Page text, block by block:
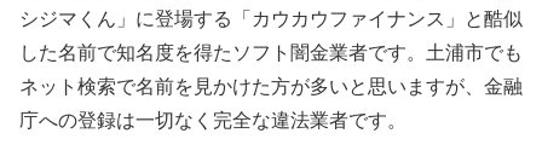
シジマくん」に登場する「カウカウファイナンス」と酷似
した名前で知名度を得たソフト闇金業者です。土浦市でも
ネット検索で名前を見かけた方が多いと思いますが、金融
庁への登録は一切なく完全な違法業者です。